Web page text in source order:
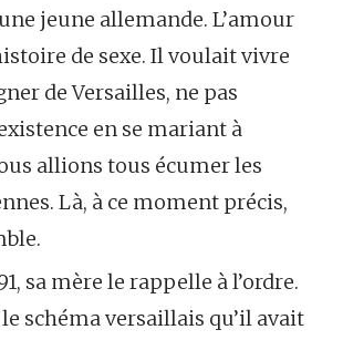
jeune allemande. L’amour
de sexe. Il voulait vivre
de Versailles, ne pas
en se mariant à
allions tous écumer les
Là, à ce moment précis,
sa mère le rappelle à l’ordre.
schéma versaillais qu’il avait